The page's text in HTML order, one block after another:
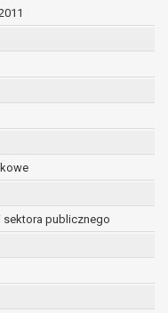
sektora publicznego
przysługuje
danych oraz
podstawie art. 15
lub
danych
do bycia
art. 17 RODO,
do celów,
lub w inny